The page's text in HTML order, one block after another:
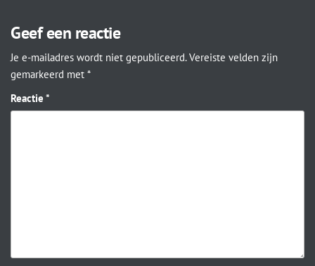
Geef een reactie
Je e-mailadres wordt niet gepubliceerd. Vereiste velden zijn
gemarkeerd met *
Reactie *